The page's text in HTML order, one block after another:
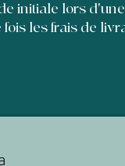
initiale lors
les frais de